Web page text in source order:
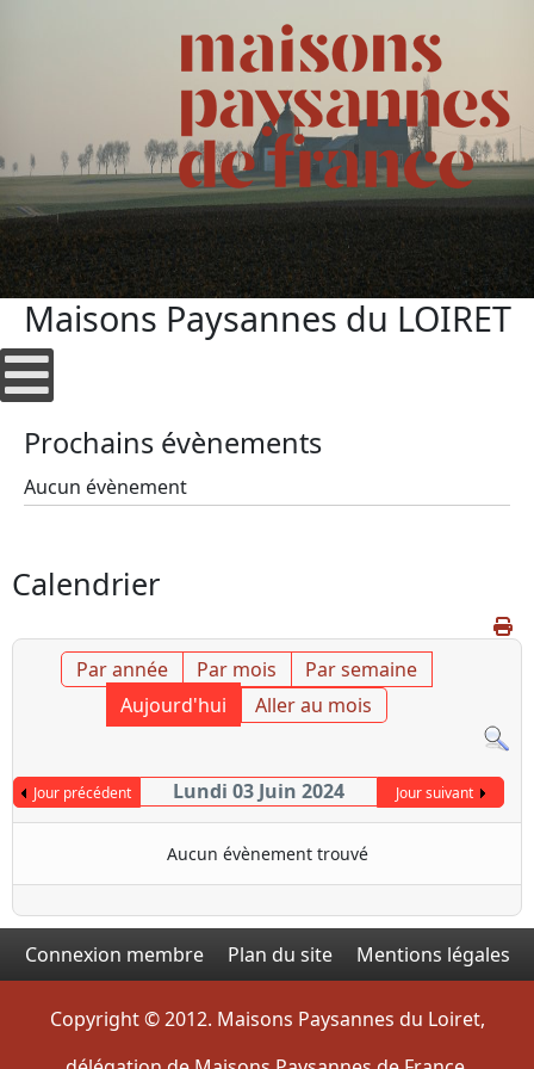
Maisons Paysannes du LOIRET
Prochains évènements
Aucun évènement
Calendrier
Par année Par mois
Par semaine
Aujourd'hui
Aller au mois
Jour précédent Lundi 03 Juin 2024 Jour suivant
Aucun évènement trouvé
Connexion membre Plan du site Mentions légales
Copyright © 2012. Maisons Paysannes du Loiret,